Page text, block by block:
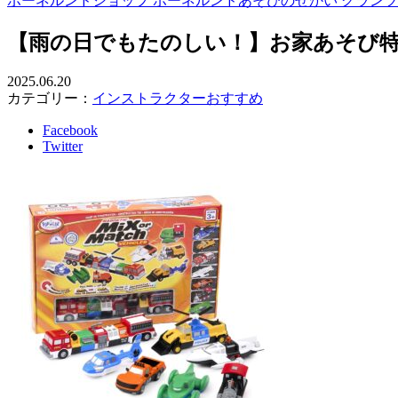
【雨の日でもたのしい！】お家あそび
2025.06.20
カテゴリー： インストラクターおすすめ
Facebook
Twitter